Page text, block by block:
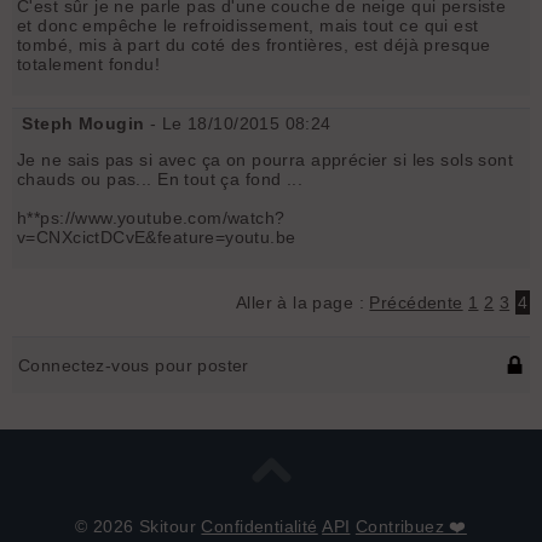
C'est sûr je ne parle pas d'une couche de neige qui persiste
et donc empêche le refroidissement, mais tout ce qui est
tombé, mis à part du coté des frontières, est déjà presque
totalement fondu!
Steph Mougin - Le 18/10/2015 08:24
Je ne sais pas si avec ça on pourra apprécier si les sols sont
chauds ou pas... En tout ça fond ...
h**ps://www.youtube.com/watch?
v=CNXcictDCvE&feature=youtu.be
Aller à la page : Précédente 1 2 3 4
Connectez-vous pour poster
© 2026 Skitour Confidentialité API Contribuez ❤️